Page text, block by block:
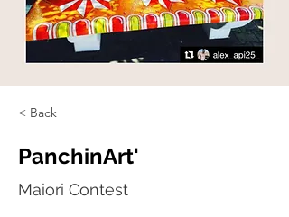
< Back
PanchinArt'
Maiori Contest